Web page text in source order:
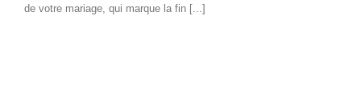
de votre mariage, qui marque la fin [...]